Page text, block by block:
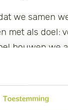
Toestemming
we samen
met als doel:
bouwen we
voor
in dit